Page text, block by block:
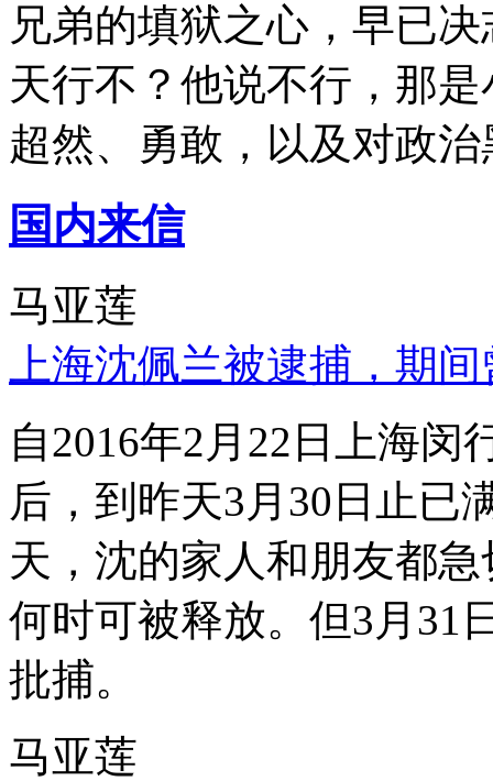
兄弟的填狱之心，早已
天行不？他说不行，那
超然、勇敢，以及对政
国内来信
马亚莲
上海沈佩兰被逮捕，期
自2016年2月22日上海
后，到昨天3月30日止已
天，沈的家人和朋友都
何时可被释放。但3月31
批捕。
马亚莲